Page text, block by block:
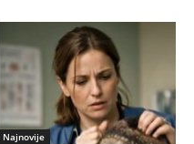
Najnovije